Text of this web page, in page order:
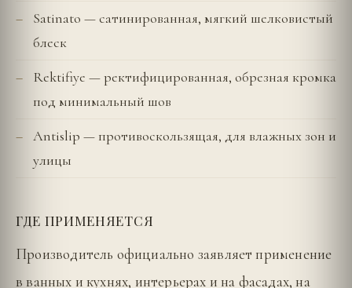
Satinato — сатинированная, мягкий шелковистый
блеск
Rektifiye — ректифицированная, обрезная кромка
под минимальный шов
Antislip — противоскользящая, для влажных зон и
улицы
ГДЕ ПРИМЕНЯЕТСЯ
Производитель официально заявляет применение
в ванных и кухнях, интерьерах и на фасадах, на